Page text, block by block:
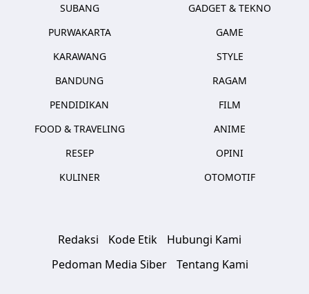
SUBANG
PURWAKARTA
KARAWANG
BANDUNG
PENDIDIKAN
FOOD & TRAVELING
RESEP
KULINER
GADGET & TEKNO
GAME
STYLE
RAGAM
FILM
ANIME
OPINI
OTOMOTIF
Redaksi Kode Etik
Hubungi Kami
Pedoman Media Siber
Tentang Kami